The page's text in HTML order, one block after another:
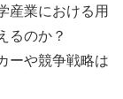
産業における用
るのか？
ーや競争戦略は